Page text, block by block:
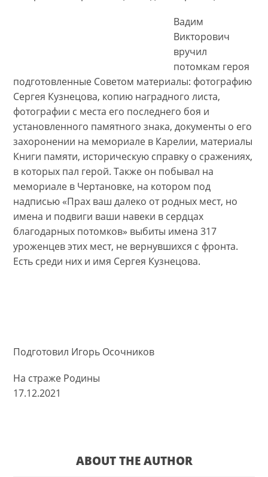
Вадим
Викторович
вручил
потомкам героя
подготовленные Советом материалы: фотографию
Сергея Кузнецова, копию наградного листа,
фотографии с места его последнего боя и
установленного памятного знака, документы о его
захоронении на мемориале в Карелии, материалы
Книги памяти, историческую справку о сражениях,
в которых пал герой. Также он побывал на
мемориале в Чертановке, на котором под
надписью «Прах ваш далеко от родных мест, но
имена и подвиги ваши навеки в сердцах
благодарных потомков» выбиты имена 317
уроженцев этих мест, не вернувшихся с фронта.
Есть среди них и имя Сергея Кузнецова.
Подготовил Игорь Осочников
На страже Родины
17.12.2021
ABOUT THE AUTHOR